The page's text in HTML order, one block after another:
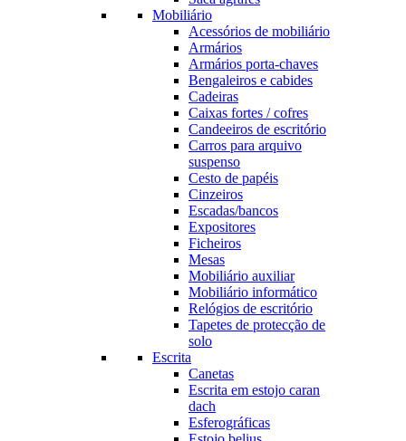
Mobiliário
Acessórios de mobiliário
Armários
Armários porta-chaves
Bengaleiros e cabides
Cadeiras
Caixas fortes / cofres
Candeeiros de escritório
Carros para arquivo
suspenso
Cesto de papéis
Cinzeiros
Escadas/bancos
Expositores
Ficheiros
Mesas
Mobiliário auxiliar
Mobiliário informático
Relógios de escritório
Tapetes de protecção de
solo
Escrita
Canetas
Escrita em estojo caran
dach
Esferográficas